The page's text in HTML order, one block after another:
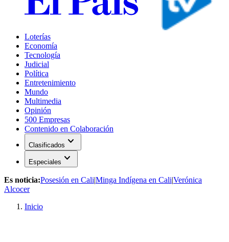
Loterías
Economía
Tecnología
Judicial
Política
Entretenimiento
Mundo
Multimedia
Opinión
500 Empresas
Contenido en Colaboración
Clasificados expand_more
Especiales expand_more
Es noticia:Posesión en Cali|Minga Indígena en Cali|Verónica
Alcocer
Inicio